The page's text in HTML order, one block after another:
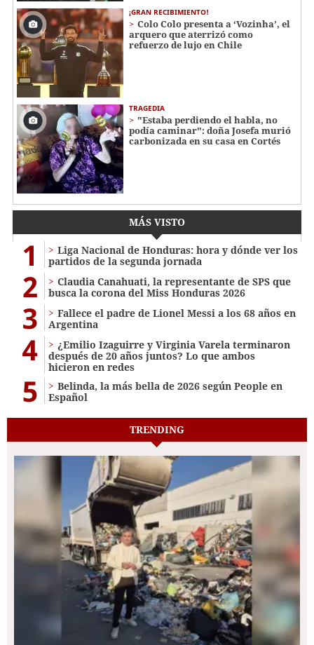
¡GRAN RECIBIMIENTO!
Colo Colo presenta a ‘Vozinha’, el
arquero que aterrizó como
refuerzo de lujo en Chile
TRAGEDIA
"Estaba perdiendo el habla, no
podía caminar": doña Josefa murió
carbonizada en su casa en Cortés
MÁS VISTO
1
Liga Nacional de Honduras: hora y dónde ver los
partidos de la segunda jornada
2
Claudia Canahuati, la representante de SPS que
busca la corona del Miss Honduras 2026
3
Fallece el padre de Lionel Messi a los 68 años en
Argentina
4
¿Emilio Izaguirre y Virginia Varela terminaron
después de 20 años juntos? Lo que ambos
hicieron en redes
5
Belinda, la más bella de 2026 según People en
Español
TRENDING